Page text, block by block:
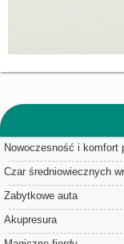
Nowoczesność i komfort
Czar średniowiecznych
Zabytkowe auta
Akupresura